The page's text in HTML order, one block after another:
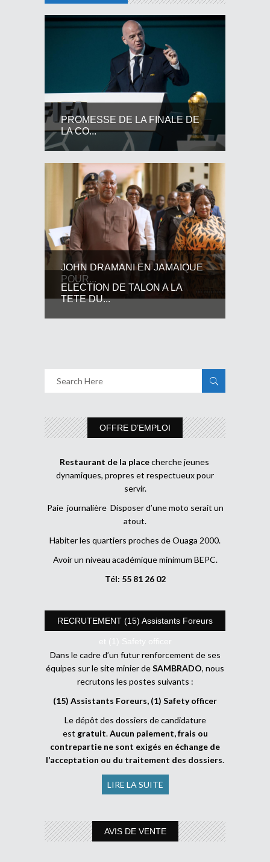
PROMESSE DE LA FINALE DE
LA CO...
JOHN DRAMANI EN JAMAIQUE
POUR...
ELECTION DE TALON A LA
TETE DU...
OFFRE D’EMPLOI
Restaurant de la placecherche jeunes
dynamiques, propres et respectueux pour
servir.
Paie journalière Disposer d’une moto serait un
atout.
Habiter les quartiers proches de Ouaga 2000.
Avoir un niveau académique minimum BEPC.
Tél: 55 81 26 02
RECRUTEMENT (15) Assistants Foreurs
et (1) Safety officer
Dans le cadre d’un futur renforcement de ses
équipes sur le site minier deSAMBRADO, nous
recrutons les postes suivants :
(15) Assistants Foreurs, (1) Safety officer
Le dépôt des dossiers de candidature
est gratuit.Aucun paiement, frais ou
contrepartie ne sont exigés en échange de
l’acceptation ou du traitement des dossiers.
LIRE LA SUITE
AVIS DE VENTE